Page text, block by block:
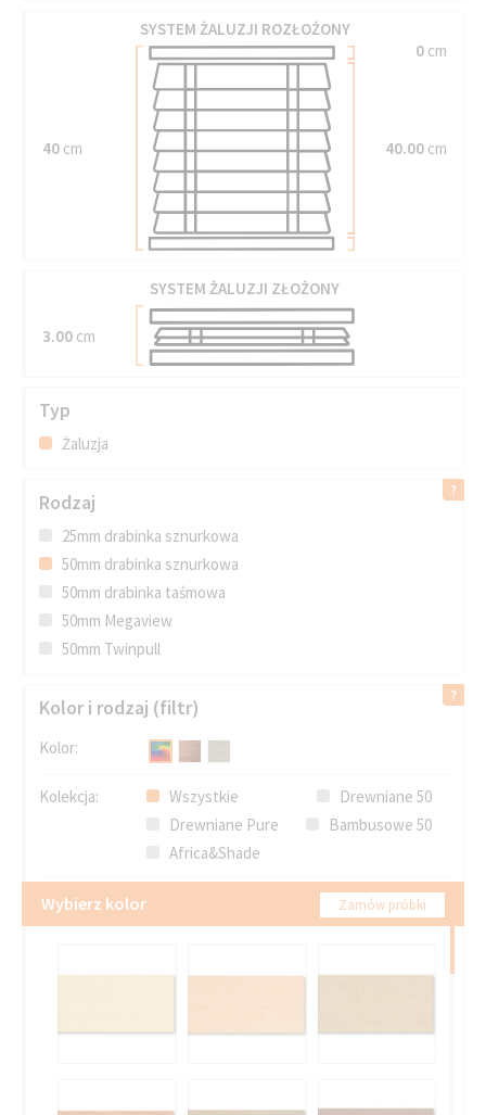
SYSTEM ŻALUZJI ROZŁOŻONY
40 cm
0cm
40.00cm
SYSTEM ŻALUZJI ZŁOŻONY
3.00 cm
Typ
Żaluzja
Rodzaj
25mm drabinka sznurkowa
50mm drabinka sznurkowa
50mm drabinka taśmowa
50mm Megaview
50mm Twinpull
Kolor i rodzaj (filtr)
Kolor:
Kolekcja: Wszystkie
Drewniane 50
Drewniane Pure
Bambusowe 50
Africa&Shade
Wybierz kolor Zamów próbki